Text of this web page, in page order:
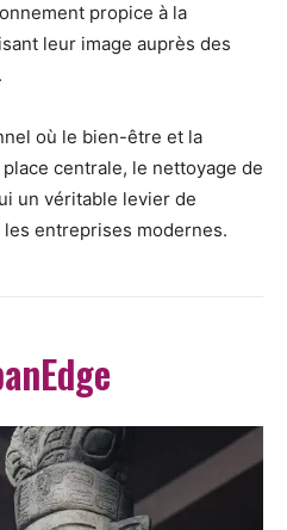
propice à la
leur image auprès des
où le bien-être et la
centrale, le nettoyage de
un véritable levier de
entreprises modernes.